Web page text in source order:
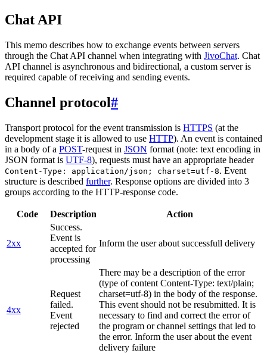
Chat API
This memo describes how to exchange events between servers
through the Chat API channel when integrating with JivoChat. Chat
API channel is asynchronous and bidirectional, a custom server is
required capable of receiving and sending events.
Channel protocol#
Transport protocol for the event transmission is HTTPS (at the
development stage it is allowed to use HTTP). An event is contained
in a body of a POST-request in JSON format (note: text encoding in
JSON format is UTF-8), requests must have an appropriate header
Content-Type: application/json; charset=utf-8. Event
structure is described further. Response options are divided into 3
groups according to the HTTP-response code.
Code Description Action
2xx
Success.
Event is
accepted for
processing
Inform the user about successfull delivery
4xx
Request
failed.
Event
rejected
There may be a description of the error
(type of content Content-Type: text/plain;
charset=utf-8) in the body of the response.
This event should not be resubmitted. It is
necessary to find and correct the error of
the program or channel settings that led to
the error. Inform the user about the event
delivery failure